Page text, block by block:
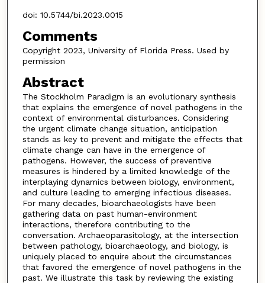
doi: 10.5744/bi.2023.0015
Comments
Copyright 2023, University of Florida Press. Used by
permission
Abstract
The Stockholm Paradigm is an evolutionary synthesis
that explains the emergence of novel pathogens in the
context of environmental disturbances. Considering
the urgent climate change situation, anticipation
stands as key to prevent and mitigate the effects that
climate change can have in the emergence of
pathogens. However, the success of preventive
measures is hindered by a limited knowledge of the
interplaying dynamics between biology, environment,
and culture leading to emerging infectious diseases.
For many decades, bioarchaeologists have been
gathering data on past human-environment
interactions, therefore contributing to the
conversation. Archaeoparasitology, at the intersection
between pathology, bioarchaeology, and biology, is
uniquely placed to enquire about the circumstances
that favored the emergence of novel pathogens in the
past. We illustrate this task by reviewing the existing